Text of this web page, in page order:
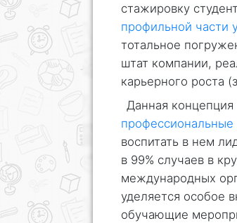
стажировку
профильной части
тотальное
штат компании,
карьерного роста
Данная концепция
профессиональные
воспитать в нем
в 99% случаев в
международных
уделяется особое
обучающие